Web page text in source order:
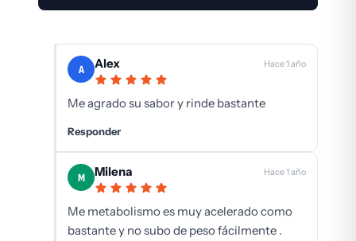
A Alex Hace 1 año
Me agrado su sabor y rinde bastante
Responder
M Milena Hace 1 año
Me metabolismo es muy acelerado como
bastante y no subo de peso fácilmente .